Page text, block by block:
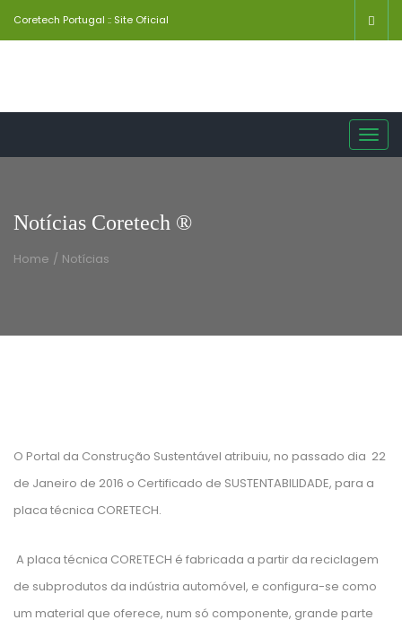
Coretech Portugal :: Site Oficial
Notícias Coretech ®
Home / Notícias
O Portal da Construção Sustentável atribuiu, no passado dia 22
de Janeiro de 2016 o Certificado de SUSTENTABILIDADE, para a
placa técnica CORETECH.
A placa técnica CORETECH é fabricada a partir da reciclagem
de subprodutos da indústria automóvel, e configura-se como
um material que oferece, num só componente, grande parte